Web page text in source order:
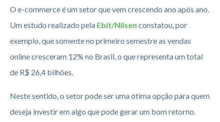
O e-commerce é um setor que vem crescendo ano após ano.
Um estudo realizado pela Ebit/Nilsen constatou, por
exemplo, que somente no primeiro semestre as vendas
online cresceram 12% no Brasil, o que representa um total
de R$ 26,4 bilhões.
Neste sentido, o setor pode ser uma ótima opção para quem
deseja investir em algo que pode gerar um bom retorno.